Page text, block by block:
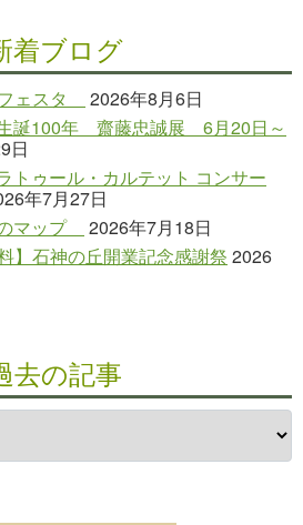
着ブログ
ェスタ
2026年8月6日
生誕100年 齋藤忠誠展 6月20日～
日
トゥール・カルテット コンサー
年7月27日
マップ
2026年7月18日
】石神の丘開業記念感謝祭 2026
去の記事